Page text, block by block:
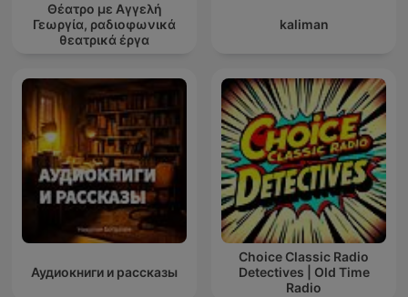
Θέατρο με Αγγελή
Γεωργία, ραδιοφωνικά
θεατρικά έργα
kaliman
Аудиокниги и рассказы
Choice Classic Radio
Detectives | Old Time
Radio